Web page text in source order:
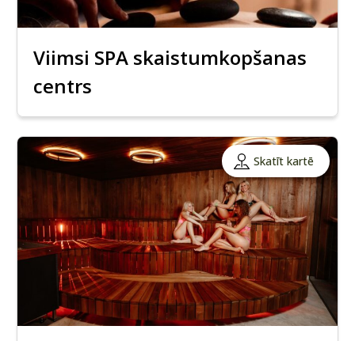
Viimsi SPA skaistumkopšanas
centrs
Skatīt kartē